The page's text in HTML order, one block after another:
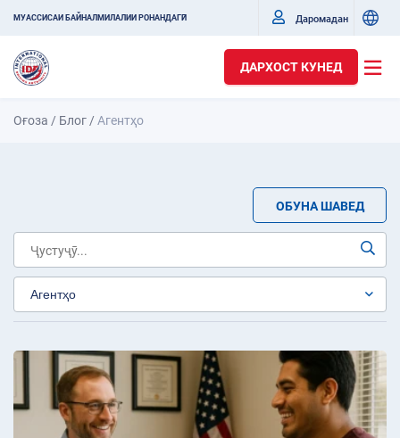
МУАССИСАИ БАЙНАЛМИЛАЛИИ РОНАНДАГӢ Даромадан
ДАРХОСТ КУНЕД
Оғоза / Блог /Агентҳо
ОБУНА ШАВЕД